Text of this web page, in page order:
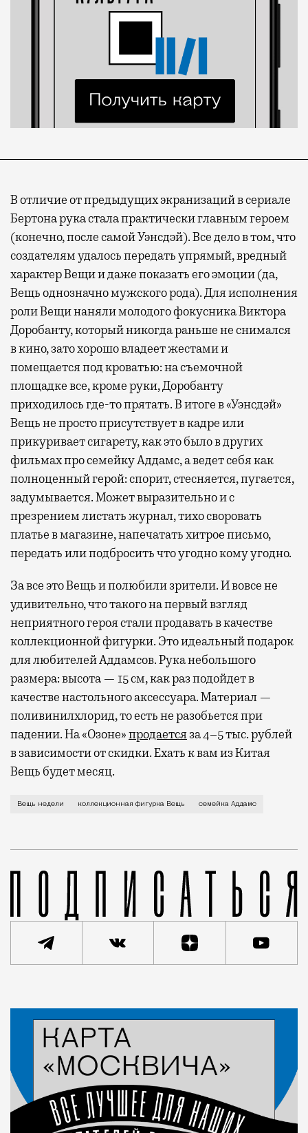
В отличие от предыдущих экранизаций в сериале
Бертона рука стала практически главным героем
(конечно, после самой Уэнсдэй). Все дело в том, что
создателям удалось передать упрямый, вредный
характер Вещи и даже показать его эмоции (да,
Вещь однозначно мужского рода). Для исполнения
роли Вещи наняли молодого фокусника Виктора
Доробанту, который никогда раньше не снимался
в кино, зато хорошо владеет жестами и
помещается под кроватью: на съемочной
площадке все, кроме руки, Доробанту
приходилось где-то прятать. В итоге в «Уэнсдэй»
Вещь не просто присутствует в кадре или
прикуривает сигарету, как это было в других
фильмах про семейку Аддамс, а ведет себя как
полноценный герой: спорит, стесняется, пугается,
задумывается. Может выразительно и с
презрением листать журнал, тихо своровать
платье в магазине, напечатать хитрое письмо,
передать или подбросить что угодно кому угодно.
За все это Вещь и полюбили зрители. И вовсе не
удивительно, что такого на первый взгляд
неприятного героя стали продавать в качестве
коллекционной фигурки. Это идеальный подарок
для любителей Аддамсов. Рука небольшого
размера: высота — 15 см, как раз подойдет в
качестве настольного аксессуара. Материал —
поливинилхлорид, то есть не разобьется при
падении. На «Озоне»продаетсяза 4–5 тыс. рублей
в зависимости от скидки. Ехать к вам из Китая
Вещь будет месяц.
На волне популярности только что вышедшего
Вещь недели коллекционная фигурка Вещь семейка Аддамс
Статья
Мода
Анастасия Барышева